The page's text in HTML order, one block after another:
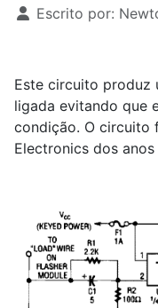
Escrito por:
Este circuito produz
ligada evitando que
condição. O circuito
Electronics dos anos